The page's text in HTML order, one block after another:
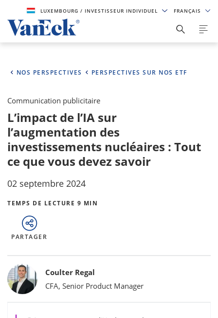
LUXEMBOURG/ INVESTISSEUR INDIVIDUEL FRANÇAIS
NOS PERSPECTIVES PERSPECTIVES SUR NOS ETF
Communication publicitaire
L’impact de l’IA sur
l’augmentation des
investissements nucléaires : Tout
ce que vous devez savoir
02 septembre 2024
TEMPS DE LECTURE 9 MIN
PARTAGER
Bylines
Coulter Regal
CFA, Senior Product Manager